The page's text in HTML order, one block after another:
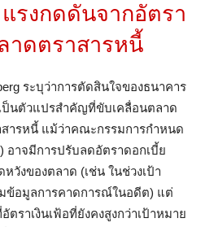
แรงกดดันจากอัตรา
าดตราสารหนี้
ระบุว่าการตัดสินใจของธนาคาร
เป็นตัวแปรสำคัญที่ขับเคลื่อนตลาด
สารหนี้ แม้ว่าคณะกรรมการกำหนด
อาจมีการปรับลดอัตราดอกเบี้ย
วังของตลาด (เช่น ในช่วงเป้า
มข้อมูลการคาดการณ์ในอดีต) แต่
ตราเงินเฟ้อที่ยังคงสูงกว่าเป้าหมาย